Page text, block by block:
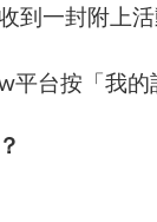
到一封附上
台按「我的